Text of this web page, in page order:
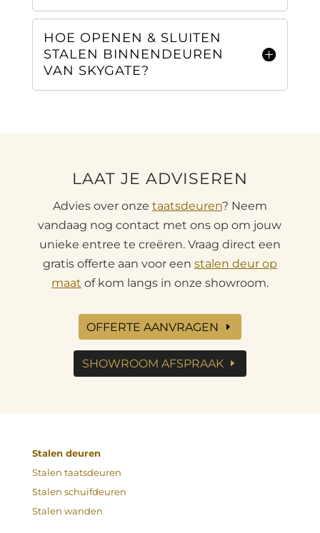
HOE OPENEN & SLUITEN
STALEN BINNENDEUREN
VAN SKYGATE?
LAAT JE ADVISEREN
Advies over onze taatsdeuren? Neem
vandaag nog contact met ons op om jouw
unieke entree te creëren. Vraag direct een
gratis offerte aan voor een stalen deur op
maat of kom langs in onze showroom.
OFFERTE AANVRAGEN
SHOWROOM AFSPRAAK
Stalen deuren
Stalen taatsdeuren
Stalen schuifdeuren
Stalen wanden